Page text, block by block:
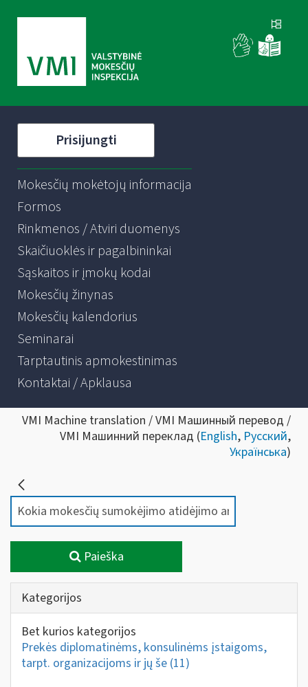
Prisijungti
Mokesčių mokėtojų informacija
Formos
Rinkmenos / Atviri duomenys
Skaičiuoklės ir pagalbininkai
Sąskaitos ir įmokų kodai
Mokesčių žinynas
Mokesčių kalendorius
Seminarai
Tarptautinis apmokestinimas
Kontaktai / Apklausa
VMI Machine translation / VMI Машинный перевод /
VMI Машинний переклад (English, Русский,
Українська)
Paieška
Kategorijos
Bet kurios kategorijos
Prekės diplomatinėms, konsulinėms įstaigoms,
tarpt. organizacijoms ir jų še (11)